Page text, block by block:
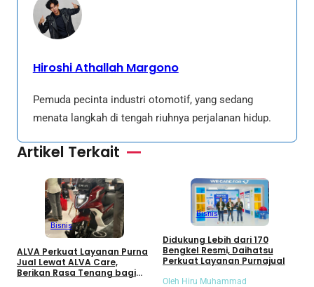
Hiroshi Athallah Margono
Pemuda pecinta industri otomotif, yang sedang
menata langkah di tengah riuhnya perjalanan hidup.
Artikel Terkait
Bisnis
ALVA Perkuat Layanan Purna
Jual Lewat ALVA Care,
Berikan Rasa Tenang bagi
Bisnis
Didukung Lebih dari 170
Bengkel Resmi, Daihatsu
Perkuat Layanan Purnajual
Oleh Hiru Muhammad